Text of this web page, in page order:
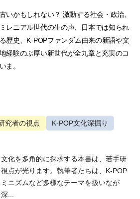
いかもしれない？ 激動する社会・政治、
レニアル世代の生の声、日本では知られ
歴史、K-POPファンダム由来の新語や文
経験のぶ厚い新世代が全九章と充実のコ
ま。
究者の視点
K-POP文化深掘り
化を多角的に探求する本書は、若手研
点が光ります。執筆者たちは、K-POP
ニズムなど多様なテーマを扱いなが
...